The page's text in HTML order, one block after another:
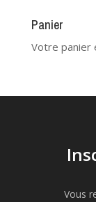
Panier
Votre panier
Vous